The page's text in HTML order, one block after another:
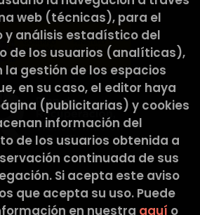
web (técnicas), para el
y análisis estadístico del
de los usuarios (analíticas),
la gestión de los espacios
en su caso, el editor haya
(publicitarias) y cookies
información del
de los usuarios obtenida a
continuada de sus
Si acepta este aviso
que acepta su uso. Puede
en nuestra aquí o